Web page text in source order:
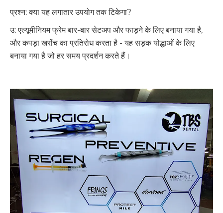
प्रश्न: क्या यह लगातार उपयोग तक टिकेगा?
उ: एल्यूमीनियम फ्रेम बार-बार सेटअप और फाड़ने के लिए बनाया गया है,
और कपड़ा खरोंच का प्रतिरोध करता है - यह सड़क योद्धाओं के लिए
बनाया गया है जो हर समय प्रदर्शन करते हैं।